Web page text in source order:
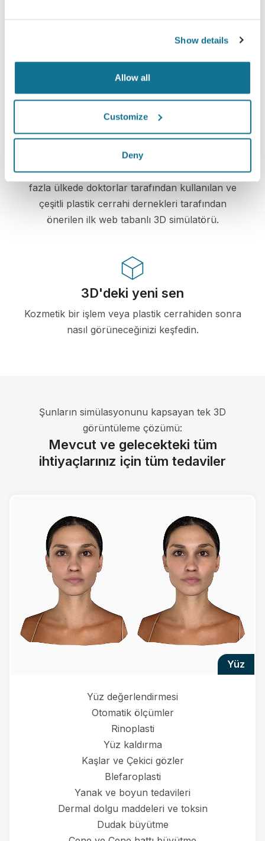
Show details
Allow all
Customize
Deny
Crisalix, gizliliğinizi her zaman korumaya
kararlıdır. Sunucularımız tamamen şifrelenmiştir:
bilgileriniz güvenli ve gizli kalır.
Yüksek teknoloji
Plastik cerrahi ve estetik prosedürler için 100'dan
fazla ülkede doktorlar tarafından kullanılan ve
çeşitli plastik cerrahi dernekleri tarafından
önerilen ilk web tabanlı 3D simülatörü.
3D'deki yeni sen
Kozmetik bir işlem veya plastik cerrahiden sonra
nasıl görüneceğinizi keşfedin.
Şunların simülasyonunu kapsayan tek 3D
görüntüleme çözümü:
Mevcut ve gelecekteki tüm
ihtiyaçlarınız için tüm tedaviler
yüz
Yüz değerlendirmesi
Otomatik ölçümler
Rinoplasti
Yüz kaldırma
Kaşlar ve Çekici gözler
Blefaroplasti
Yanak ve boyun tedavileri
Dermal dolgu maddeleri ve toksin
Dudak büyütme